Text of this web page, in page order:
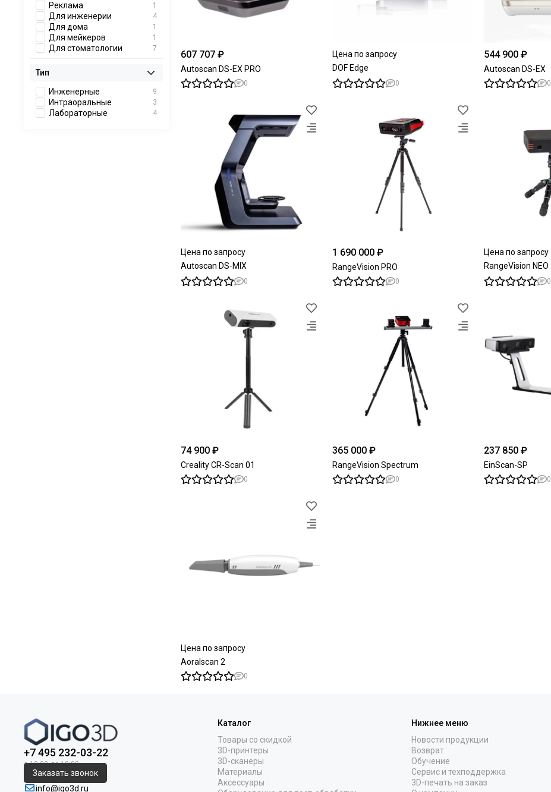
607 707 ₽
Autoscan DS-EX PRO
0
Цена по запросу
DOF Edge
0
544 900 ₽
Autoscan DS-EX
0
Цена по запросу
Autoscan DS-MIX
0
1 690 000 ₽
RangeVision PRO
0
Цена по запросу
RangeVision NEO
0
74 900 ₽
Creality CR-Scan 01
0
365 000 ₽
RangeVision Spectrum
0
237 850 ₽
EinScan-SP
0
Цена по запросу
Aoralscan 2
0
Реклама 1
Для инженерии 4
Для дома 1
Для мейкеров 1
Для стоматологии 7
Тип
Инженерные
9
Интраоральные 3
Лабораторные 4
+7 495 232-03-22
Заказать звонок
info@igo3d.ru
Каталог
Товары со скидкой
3D-принтеры
3D-сканеры
Материалы
Аксессуары
Нижнее меню
Новости продукции
Возврат
Обучение
Сервис и техподдержка
3D-печать на заказ